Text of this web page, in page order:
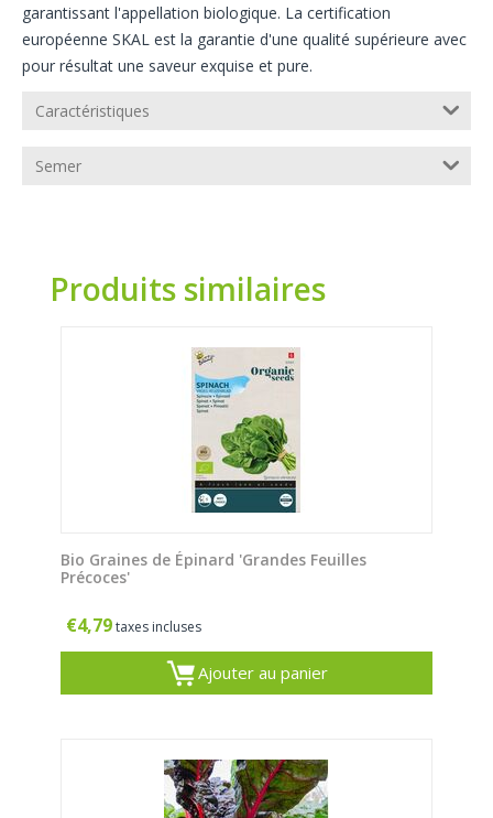
garantissant l'appellation biologique. La certification
européenne SKAL est la garantie d'une qualité supérieure avec
pour résultat une saveur exquise et pure.
Caractéristiques
Semer
Produits similaires
Bio Graines de Épinard 'Grandes Feuilles
Précoces'
€4,79taxes incluses
Ajouter au panier